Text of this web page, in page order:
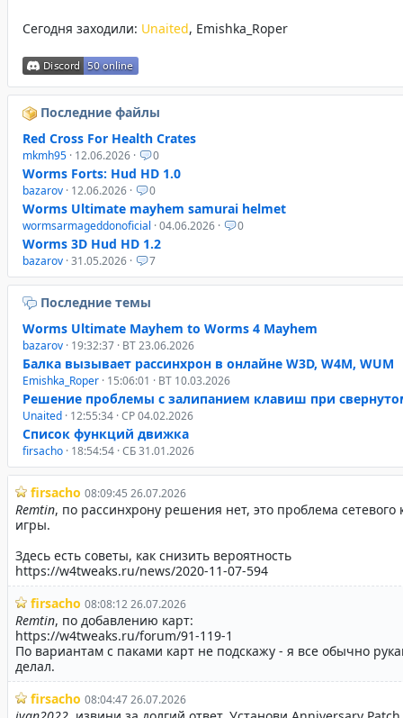
Сегодня заходили: Unaited, Emishka_Roper
Последние файлы
Red Cross For Health Crates
mkmh95 · 12.06.2026 · 0
Worms Forts: Hud HD 1.0
bazarov · 12.06.2026 · 0
Worms Ultimate mayhem samurai helmet
wormsarmageddonoficial · 04.06.2026 · 0
Worms 3D Hud HD 1.2
bazarov · 31.05.2026 · 7
Последние темы
Worms Ultimate Mayhem to Worms 4 Mayhem
bazarov · 19:32:37 · ВТ 23.06.2026
Балка вызывает рассинхрон в онлайне W3D, W4M, WUM
Emishka_Roper · 15:06:01 · ВТ 10.03.2026
Решение проблемы с залипанием клавиш при
Unaited · 12:55:34 · СР 04.02.2026
Список функций движка
firsacho · 18:54:54 · СБ 31.01.2026